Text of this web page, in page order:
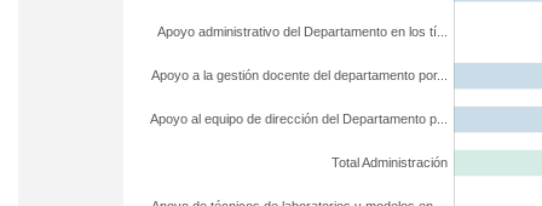
Total Administración
Apoyo al equipo de dirección del Departamento p...
Apoyo a la gestión docente del departamento por...
Apoyo administrativo del Departamento en los tí...